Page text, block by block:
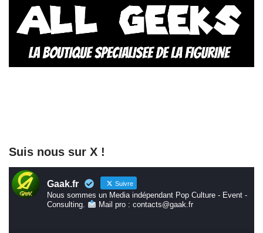
Suis nous sur X !
Gaak.fr Suivre
Nous sommes un Media indépendant Pop Culture - Event -
Consulting.
Mail pro : contacts@gaak.fr